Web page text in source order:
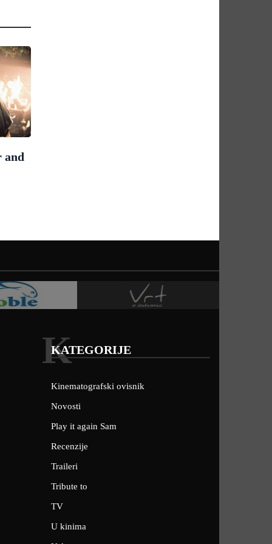
and
KATEGORIJE
K
Kinematografski ovisnik
Novosti
Play it again Sam
Recenzije
Traileri
Tribute to
TV
U kinima